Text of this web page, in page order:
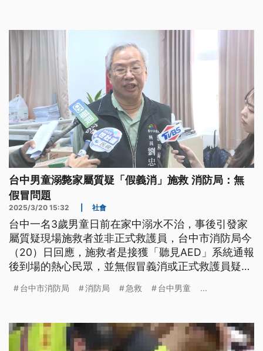
台中男童溺斃家屬質疑「假義消」施救 消防局：無
假冒問題
2025/3/20 15:32 社會
台中一名3歲男童日前在家中溺水不治，事後引發家
屬質疑現場施救者並非正式救護員，台中市消防局今
（20）日回應，施救者是接獲「聽見AED」系統通報
後到場的熱心民眾，並無假冒義消或正式救護員疑
圍。消防局強調，根據現行法規，非救護人員若在為
因此產生寒蟬效應。
台中市消防局 消防局 急救 台中男童 ...